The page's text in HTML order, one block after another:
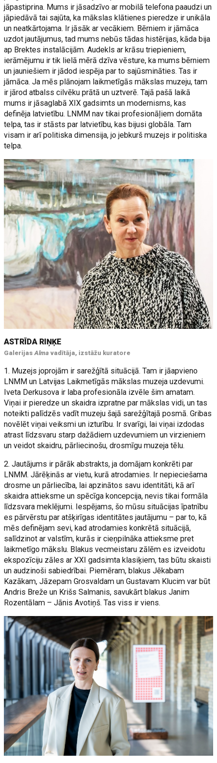
jāpastiprina. Mums ir jāsadzīvo ar mobilā telefona paaudzi un
jāpiedāvā tai sajūta, ka mākslas klātienes pieredze ir unikāla
un neatkārtojama. Ir jāsāk ar vecākiem. Bērniem ir jāmāca
uzdot jautājumus, tad mums nebūs tādas histērijas, kāda bija
ap Brektes instalācijām. Audekls ar krāsu triepieniem,
ierāmējumu ir tik lielā mērā dzīva vēsture, ka mums bērniem
un jauniešiem ir jādod iespēja par to sajūsmināties. Tas ir
jāmāca. Ja mēs plānojam laikmetīgās mākslas muzeju, tam
ir jārod atbalss cilvēku prātā un uztverē. Tajā pašā laikā
mums ir jāsaglabā XIX gadsimts un modernisms, kas
definēja latvietību. LNMM nav tikai profesionāļiem domāta
telpa, tas ir stāsts par latvietību, kas bijusi globāla. Tam
visam ir arī politiska dimensija, jo jebkurš muzejs ir politiska
telpa.
ASTRĪDA RIŅĶE
GalerijasAlma vadītāja, izstāžu kuratore
1. Muzejs joprojām ir sarežģītā situācijā. Tam ir jāapvieno
LNMM un Latvijas Laikmetīgās mākslas muzeja uzdevumi.
Iveta Derkusova ir laba profesionāla izvēle šim amatam.
Viņai ir pieredze un skaidra izpratne par mākslas vidi, un tas
noteikti palīdzēs vadīt muzeju šajā sarežģītajā posmā. Gribas
novēlēt viņai veiksmi un izturību. Ir svarīgi, lai viņai izdodas
atrast līdzsvaru starp dažādiem uzdevumiem un virzieniem
un veidot skaidru, pārliecinošu, drosmīgu muzeja tēlu.
2. Jautājums ir pārāk abstrakts, ja domājam konkrēti par
LNMM. Jārēķinās ar vietu, kurā atrodamies. Ir nepieciešama
drosme un pārliecība, lai apzinātos savu identitāti, kā arī
skaidra attieksme un spēcīga koncepcija, nevis tikai formāla
līdzsvara meklējumi. Iespējams, šo mūsu situācijas īpatnību
es pārvērstu par atšķirīgas identitātes jautājumu – par to, kā
mēs definējam sevi, kad atrodamies konkrētā situācijā,
salīdzinot ar valstīm, kurās ir cieņpilnāka attieksme pret
laikmetīgo mākslu. Blakus vecmeistaru zālēm es izveidotu
ekspozīciju zāles ar XXI gadsimta klasiķiem, tas būtu skaisti
un audzinoši sabiedrībai. Piemēram, blakus Jēkabam
Kazākam, Jāzepam Grosvaldam un Gustavam Klucim var būt
Andris Breže un Krišs Salmanis, savukārt blakus Janim
Rozentālam – Jānis Avotiņš. Tas viss ir viens.